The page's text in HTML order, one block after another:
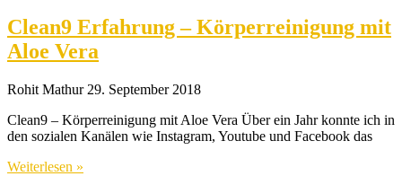
Clean9 Erfahrung – Körperreinigung mit
Aloe Vera
Rohit Mathur 29. September 2018
Clean9 – Körperreinigung mit Aloe Vera Über ein Jahr konnte ich in
den sozialen Kanälen wie Instagram, Youtube und Facebook das
Weiterlesen »